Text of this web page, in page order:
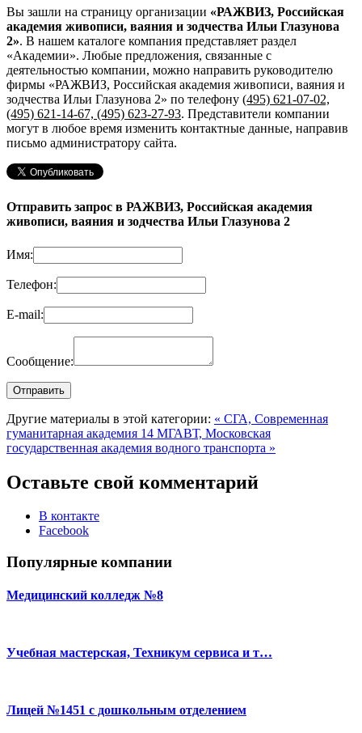
Вы зашли на страницу организации «РАЖВИЗ, Российская
академия живописи, ваяния и зодчества Ильи Глазунова
2». В нашем каталоге компания представляет раздел
«Академии». Любые предложения, связанные с
деятельностью компании, можно направить руководителю
фирмы «РАЖВИЗ, Российская академия живописи, ваяния и
зодчества Ильи Глазунова 2» по телефону (495) 621-07-02,
(495) 621-14-67, (495) 623-27-93. Представители компании
могут в любое время изменить контактные данные, направив
письмо администратору сайта.
Отправить запрос в РАЖВИЗ, Российская академия
живописи, ваяния и зодчества Ильи Глазунова 2
Имя:
Телефон:
E-mail:
Сообщение:
Другие материалы в этой категории: « СГА, Современная
гуманитарная академия 14 МГАВТ, Московская
государственная академия водного транспорта »
Оставьте свой комментарий
В контакте
Facebook
Популярные компании
Медицинский колледж №8
Учебная мастерская, Техникум сервиса и т…
Лицей №1451 с дошкольным отделением